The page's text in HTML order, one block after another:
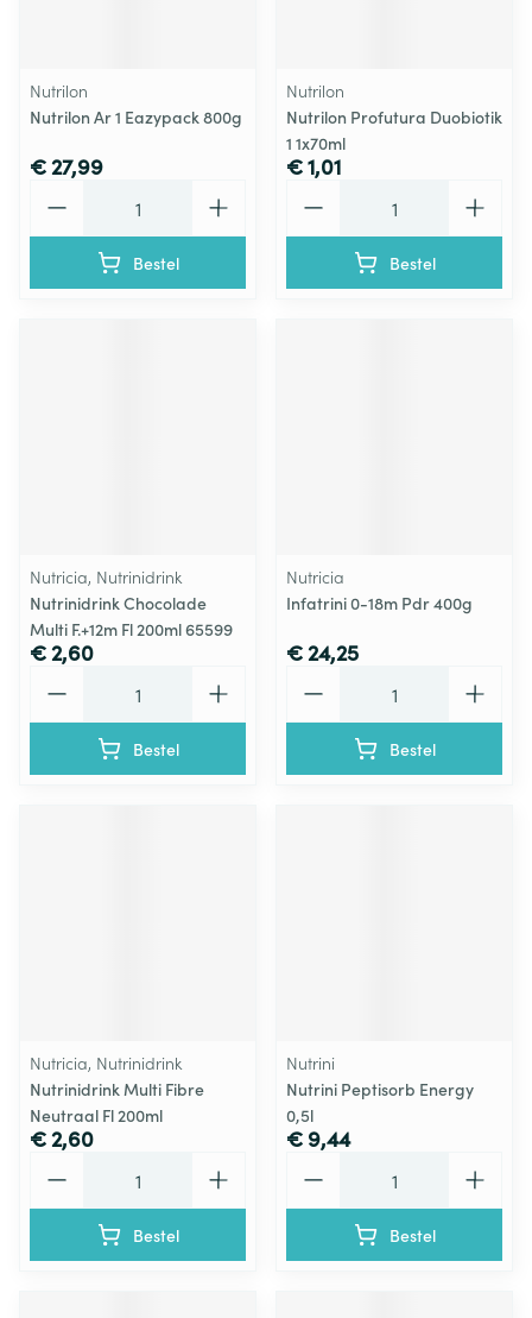
Nutrilon
Nutrilon Ar 1 Eazypack 800g
€ 27,99
Bestel
Nutrilon
Nutrilon Profutura Duobiotik
1 1x70ml
€ 1,01
Bestel
Nutricia, Nutrinidrink
Nutrinidrink Chocolade
Multi F.+12m Fl 200ml 65599
€ 2,60
Bestel
Nutricia
Infatrini 0-18m Pdr 400g
€ 24,25
Bestel
Nutricia, Nutrinidrink
Nutrinidrink Multi Fibre
Neutraal Fl 200ml
€ 2,60
Bestel
Nutrini
Nutrini Peptisorb Energy
0,5l
€ 9,44
Bestel